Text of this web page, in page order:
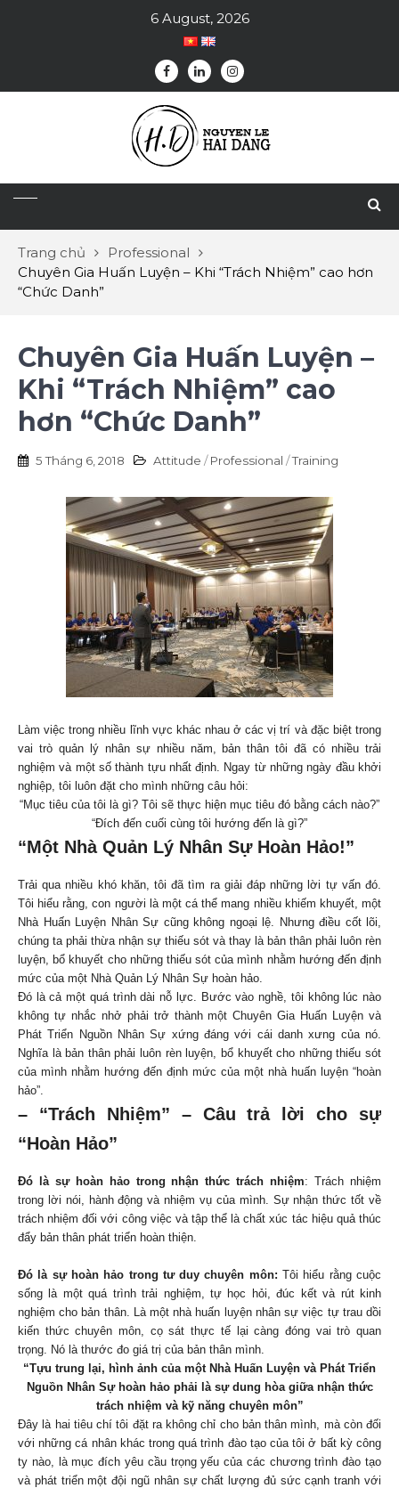
6 August, 2026
Trang chủ
Professional
Chuyên Gia Huấn Luyện – Khi “Trách Nhiệm” cao hơn
“Chức Danh”
Chuyên Gia Huấn Luyện –
Khi “Trách Nhiệm” cao
hơn “Chức Danh”
5 Tháng 6, 2018 Attitude /Professional /Training
Làm việc trong nhiều lĩnh vực khác nhau ở các vị trí và đặc biệt trong
vai trò quản lý nhân sự nhiều năm, bản thân tôi đã có nhiều trải
nghiệm và một số thành tựu nhất định. Ngay từ những ngày đầu khởi
nghiệp, tôi luôn đặt cho mình những câu hỏi:
“Mục tiêu của tôi là gì? Tôi sẽ thực hiện mục tiêu đó bằng cách nào?”
“Đích đến cuối cùng tôi hướng đến là gì?”
“Một Nhà Quản Lý Nhân Sự Hoàn Hảo!”
Trải qua nhiều khó khăn, tôi đã tìm ra giải đáp những lời tự vấn đó.
Tôi hiểu rằng, con người là một cá thể mang nhiều khiếm khuyết, một
Nhà Huấn Luyện Nhân Sự cũng không ngoại lệ. Nhưng điều cốt lõi,
chúng ta phải thừa nhận sự thiếu sót và thay là bản thân phải luôn rèn
luyện, bổ khuyết cho những thiếu sót của mình nhằm hướng đến định
mức của một Nhà Quản Lý Nhân Sự hoàn hảo.
Đó là cả một quá trình dài nỗ lực. Bước vào nghề, tôi không lúc nào
không tự nhắc nhở phải trở thành một Chuyên Gia Huấn Luyện và
Phát Triển Nguồn Nhân Sự xứng đáng với cái danh xưng của nó.
Nghĩa là bản thân phải luôn rèn luyện, bổ khuyết cho những thiếu sót
của mình nhằm hướng đến định mức của một nhà huấn luyện “hoàn
hảo”.
– “Trách Nhiệm” – Câu trả lời cho sự
“Hoàn Hảo”
Đó là sự hoàn hảo trong nhận thức trách nhiệm:Trách nhiệm
trong lời nói, hành động và nhiệm vụ của mình. Sự nhận thức tốt về
trách nhiệm đối với công việc và tập thể là chất xúc tác hiệu quả thúc
đẩy bản thân phát triển hoàn thiện.
Đó là sự hoàn hảo trong tư duy chuyên môn: Tôi hiểu rằng cuộc
sống là một quá trình trải nghiệm, tự học hỏi, đúc kết và rút kinh
nghiệm cho bản thân. Là một nhà huấn luyện nhân sự việc tự trau dồi
kiến thức chuyên môn, cọ sát thực tế lại càng đóng vai trò quan
trọng. Nó là thước đo giá trị của bản thân mình.
“Tựu trung lại, hình ảnh của một Nhà Huấn Luyện và Phát Triển
Nguồn Nhân Sự hoàn hảo phải là sự dung hòa giữa nhận thức
trách nhiệm và kỹ năng chuyên môn”
Đây là hai tiêu chí tôi đặt ra không chỉ cho bản thân mình, mà còn đối
với những cá nhân khác trong quá trình đào tạo của tôi ở bất kỳ công
ty nào, là mục đích yêu cầu trọng yếu của các chương trình đào tạo
và phát triển một đội ngũ nhân sự chất lượng đủ sức cạnh tranh với